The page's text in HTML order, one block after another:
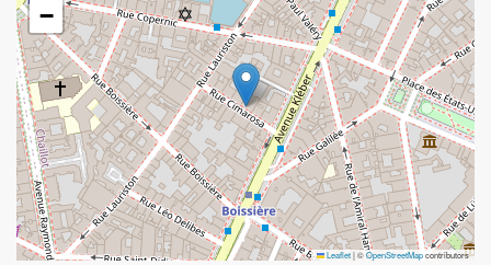
−
Leaflet|©OpenStreetMapcontributors